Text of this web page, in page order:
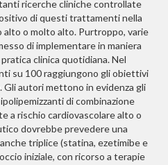
ricerche cliniche controllate
di questi trattamenti nella
alto o molto alto. Purtroppo, varie
di implementare in maniera
clinica quotidiana. Nel
su 100 raggiungono gli obiettivi
Gli autori mettono in evidenza gli
di combinazione
a rischio cardiovascolare alto o
dovrebbe prevedere una
triplice (statina, ezetimibe e
iniziale, con ricorso a terapie